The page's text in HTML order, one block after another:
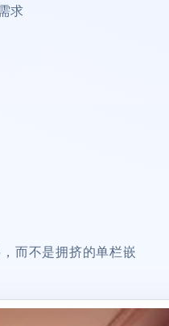
求
而不是拥挤的单栏嵌